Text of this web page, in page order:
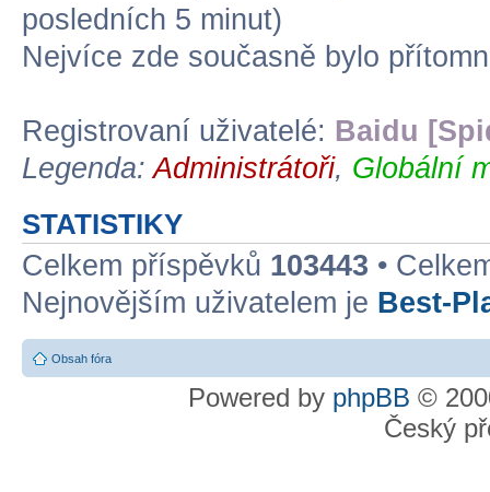
posledních 5 minut)
Nejvíce zde současně bylo
Registrovaní uživatelé: Baidu
Legenda:Administrátoři, Globální
STATISTIKY
Celkem příspěvků 103443 •
Nejnovějším uživatelem je Best-
Obsah fóra
Powered by phpBB ©
Český